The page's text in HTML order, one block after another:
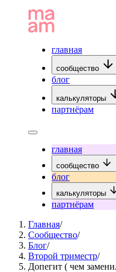
главная
сообщество
блог
калькуляторы
партнёрам
главная
сообщество
блог
калькуляторы
партнёрам
Главная/
Сообщество/
Блог/
Второй триместр/
Допегит ( чем